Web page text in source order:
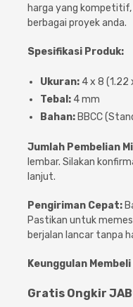
harga yang
berbagai proyek anda.
Spesifikasi Produk:
Ukuran: 4 x 8
Tebal: 4 mm
Bahan: BBCC
Jumlah Pembelian
lembar. Silakan
lanjut.
Pengiriman Cepat:
Pastikan untuk
berjalan lancar tanpa
Keunggulan
Gratis Ongkir